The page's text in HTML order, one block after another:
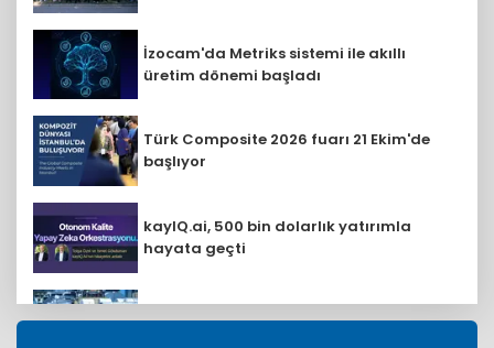
İzocam'da Metriks sistemi ile akıllı
üretim dönemi başladı
Türk Composite 2026 fuarı 21 Ekim'de
başlıyor
kayIQ.ai, 500 bin dolarlık yatırımla
hayata geçti